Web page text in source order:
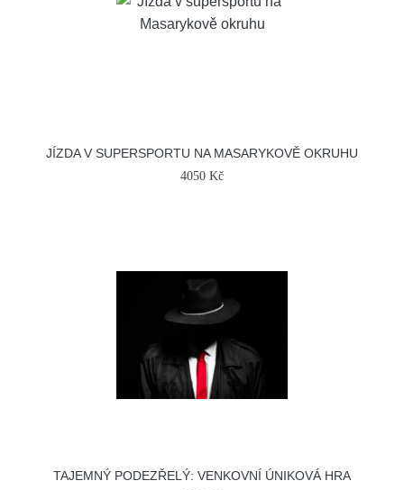
JÍZDA V SUPERSPORTU NA MASARYKOVĚ OKRUHU
4050 Kč
TAJEMNÝ PODEZŘELÝ: VENKOVNÍ ÚNIKOVÁ HRA